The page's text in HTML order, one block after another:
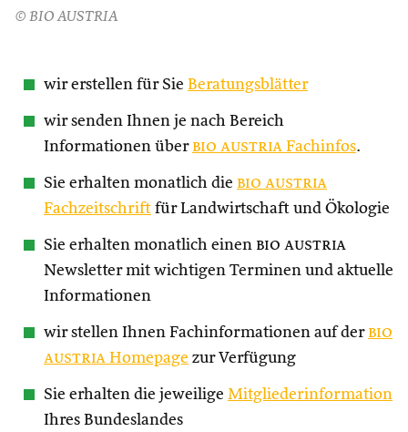
© BIO AUSTRIA
wir erstellen für Sie Beratungsblätter
wir senden Ihnen je nach Bereich
Informationen über bio austria Fachinfos.
Sie erhalten monatlich die bio austria
Fachzeitschrift für Landwirtschaft und Ökologie
Sie erhalten monatlich einen bio austria
Newsletter mit wichtigen Terminen und aktuelle
Informationen
wir stellen Ihnen Fachinformationen auf der bio
austria Homepage zur Verfügung
Sie erhalten die jeweilige Mitgliederinformation
Ihres Bundeslandes